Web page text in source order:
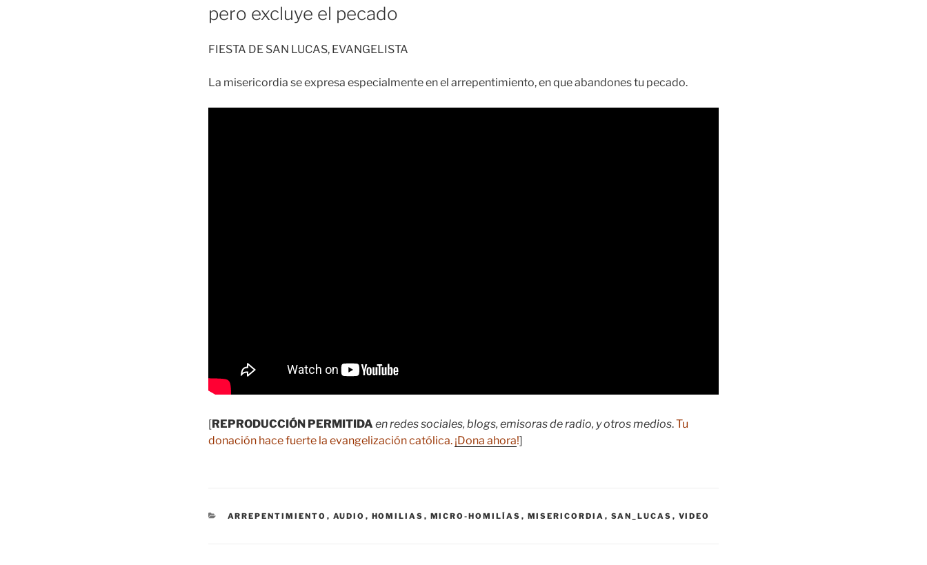
pero excluye el pecado
FIESTA DE SAN LUCAS, EVANGELISTA
La misericordia se expresa especialmente en el arrepentimiento, en que abandones tu pecado.
[REPRODUCCIÓN PERMITIDA en redes sociales, blogs, emisoras de radio, y otros medios.Tu
donación hace fuerte la evangelización católica. ¡Dona ahora!]
CATEGORÍAS
ARREPENTIMIENTO , AUDIO , HOMILIAS , MICRO-HOMILÍAS , MISERICORDIA , SAN_LUCAS , VIDEO